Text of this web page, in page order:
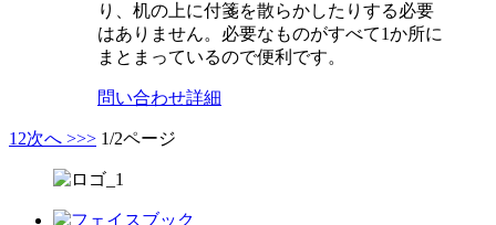
り、机の上に付箋を散らかしたりする必要
はありません。必要なものがすべて1か所に
まとまっているので便利です。
問い合わせ詳細
1 2次へ >>> 1/2ページ